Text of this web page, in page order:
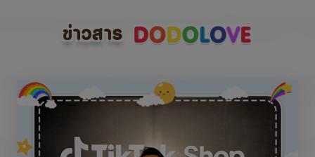
ข่าวสาร